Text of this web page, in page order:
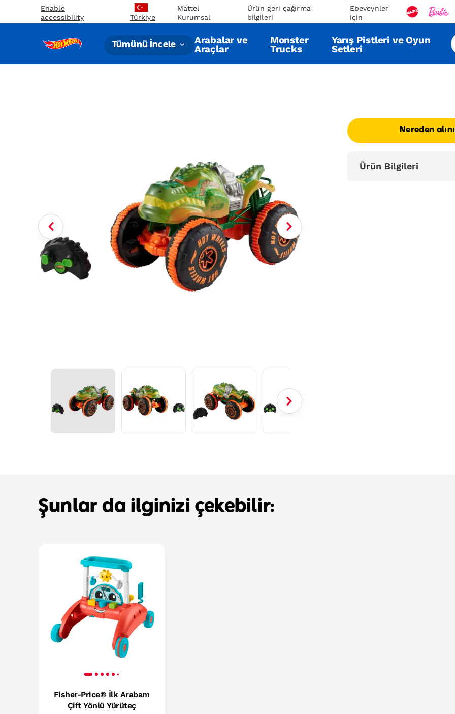
Enable
accessibility
Türkiye
Mattel
Kurumsal
Ürün geri çağırma
bilgileri
Ebeveynler
için
Tümünü İncele Arabalar ve
Araçlar
Monster
Trucks
Yarış Pistleri ve Oyun
Setleri
Nereden
Ürün Bilgileri
Şunlar da ilginizi çekebilir:
Fisher-Price® İlk Arabam
Çift Yönlü Yürüteç